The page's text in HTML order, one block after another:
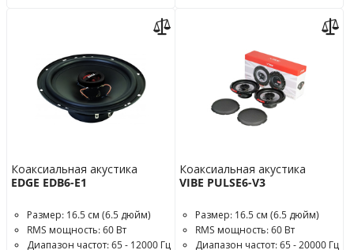
Коаксиальная акустика
EDGE EDB6-E1
Размер: 16.5 см (6.5 дюйм)
RMS мощность: 60 Вт
Диапазон частот: 65 - 12000 Гц
Коаксиальная акустика
VIBE PULSE6-V3
Размер: 16.5 см (6.5 дюйм)
RMS мощность: 60 Вт
Диапазон частот: 65 - 20000 Гц